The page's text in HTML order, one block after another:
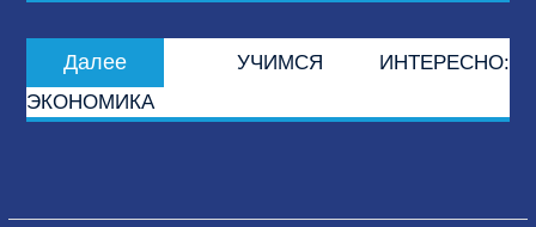
Далее
запись:
УЧИМСЯ ИНТЕРЕСНО:
ЭКОНОМИКА